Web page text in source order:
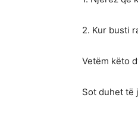
2. Kur busti
Vetëm këto
Sot duhet të